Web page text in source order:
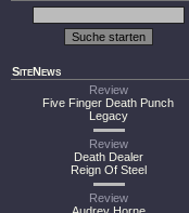
SiteNews
Review
Five Finger Death Punch
Legacy
Review
Death Dealer
Reign Of Steel
Review